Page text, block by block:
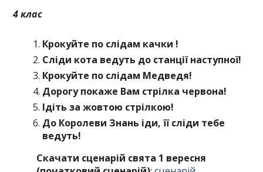
4 клас
Крокуйте по слідам качки !
Сліди кота ведуть до станції наступної!
Крокуйте по слідам Медведя!
Дорогу покаже Вам стрілка червона!
Ідіть за жовтою стрілкою!
До Королеви Знань іди, її сліди тебе
ведуть!
Скачати сценарій свята 1 вересня